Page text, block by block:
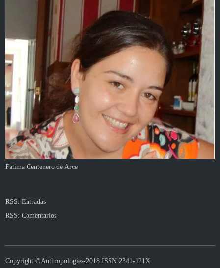
Fatima Centenero de Arce
RSS: Entradas
RSS: Comentarios
Copyright ©Anthropologies-2018 ISSN 2341-121X